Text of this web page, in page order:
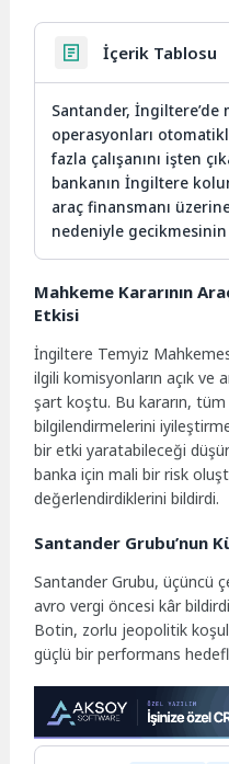
İçerik Tablosu
Santander,
operasyonları
fazla çalışanını işten
bankanın İngiltere
araç finansmanı
nedeniyle
Mahkeme Kararının
Etkisi
İngiltere Temyiz
ilgili komisyonların açık ve
şart koştu. Bu kararın,
bilgilendirmelerini
bir etki yaratabileceği
banka için mali bir risk
değerlendirdiklerini bildirdi.
Santander Grubu’nun
Santander Grubu, üçüncü
avro vergi öncesi kâr
Botin, zorlu jeopolitik
güçlü bir performans